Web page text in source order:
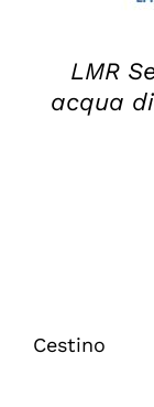
LMR
acqua
Cestino